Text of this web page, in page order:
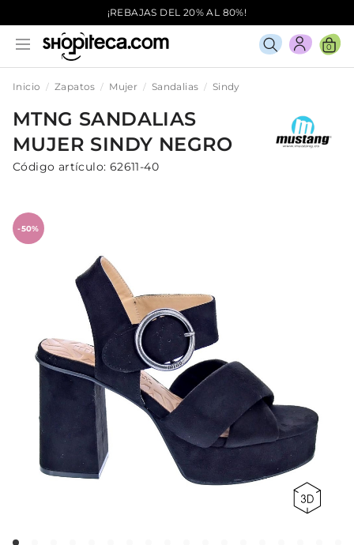
¡REBAJAS DEL 20% AL 80%!
0
Inicio Zapatos Mujer Sandalias Sindy
MTNG SANDALIAS
MUJER SINDY NEGRO
Código artículo: 62611-40
-50%